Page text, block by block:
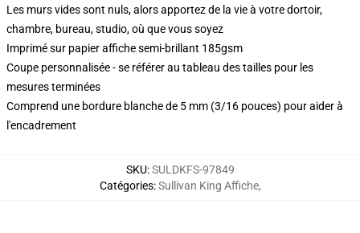
Les murs vides sont nuls, alors apportez de la vie à votre dortoir,
chambre, bureau, studio, où que vous soyez
Imprimé sur papier affiche semi-brillant 185gsm
Coupe personnalisée - se référer au tableau des tailles pour les
mesures terminées
Comprend une bordure blanche de 5 mm (3/16 pouces) pour aider à
l'encadrement
SKU:SULDKFS-97849
Catégories:Sullivan King Affiche,